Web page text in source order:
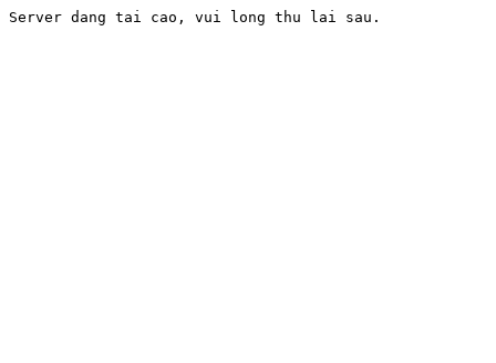
Server dang tai cao, vui long thu lai sau.